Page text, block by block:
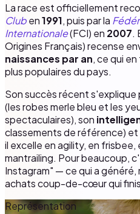
La race est officiellement
Cluben1991, puis par la
Internationale(FCI) en 2007.
Origines Français) recense
naissances par an, ce qui
plus populaires du pays.
Son succès récent s'explique
(les robes merle bleu et les
spectaculaires), son
classements de référence) et
il excelle en agility, en
mantrailing. Pour beaucoup,
Instagram" — ce qui a
achats coup-de-cœur qui
Représentation